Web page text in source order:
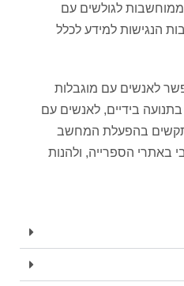
לגולשים עם
הנגישות למידע לכלל
לאנשים עם מוגבלות
בידיים, לאנשים עם
בהפעלת המחשב
באתרי הספרייה, ולהנות